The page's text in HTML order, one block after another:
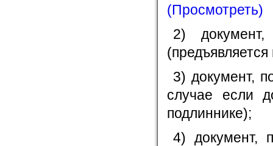
(Просмотреть)
2) документ,
3) документ,
случае если
подлиннике);
4) документ,